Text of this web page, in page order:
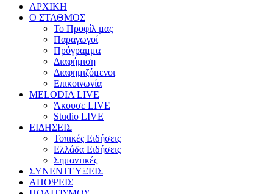
ΑΡΧΙΚΗ
Ο ΣΤΑΘΜΟΣ
Το Προφίλ μας
Παραγωγοί
Πρόγραμμα
Διαφήμιση
Διαφημιζόμενοι
Επικοινωνία
MELODIA LIVE
Άκουσε LIVE
Studio LIVE
ΕΙΔΗΣΕΙΣ
Τοπικές Ειδήσεις
Ελλάδα Ειδήσεις
Σημαντικές
ΣΥΝΕΝΤΕΥΞΕΙΣ
ΑΠΟΨΕΙΣ